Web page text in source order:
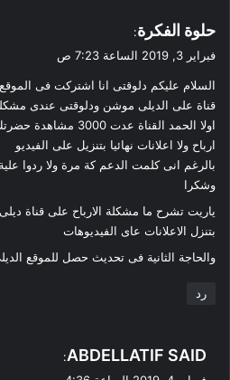
ي
ل
حلوة الفكرة:
فبراير 3, 2019 الساعة 7:23 ص
السلام عليكم دلوقتى انا اشتركت فى
قناة على الديلى موشن ودلوقتى عندى
اولا الحمد القناة
ارباح ولا اعلانات نهائيا بتنزيل على الفيديو
بالرغم انى كلمت الدعم كة مرة ولا ردوا
وشكرا
ياريت تشرح ما مشكلة الارباح على قناة
بتنزل الاعلانات عاى الفيديوهات
والحاجة الثانية فى تحديث حصل للموقع
رد
يABDELLATIF SAID
: